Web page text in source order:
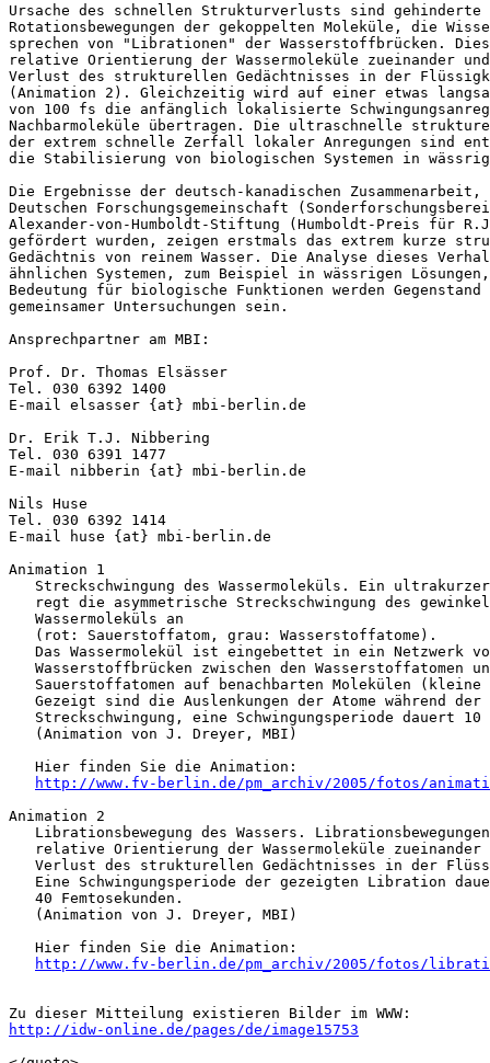
Ursache des schnellen Strukturverlusts sind gehinderte
Rotationsbewegungen der gekoppelten Moleküle, die
sprechen von "Librationen" der Wasserstoffbrücken.
relative Orientierung der Wassermoleküle zueinander
Verlust des strukturellen Gedächtnisses in der
(Animation 2). Gleichzeitig wird auf einer etwas
von 100 fs die anfänglich lokalisierte
Nachbarmoleküle übertragen. Die ultraschnelle
der extrem schnelle Zerfall lokaler Anregungen sind
die Stabilisierung von biologischen Systemen in
Die Ergebnisse der deutsch-kanadischen
Deutschen Forschungsgemeinschaft
Alexander-von-Humboldt-Stiftung (Humboldt-Preis für
gefördert wurden, zeigen erstmals das extrem kurze
Gedächtnis von reinem Wasser. Die Analyse dieses
ähnlichen Systemen, zum Beispiel in wässrigen
Bedeutung für biologische Funktionen werden
gemeinsamer Untersuchungen sein.
Ansprechpartner am MBI:
Prof. Dr. Thomas Elsässer
Tel. 030 6392 1400
E-mail elsasser {at} mbi-berlin.de
Dr. Erik T.J. Nibbering
Tel. 030 6391 1477
E-mail nibberin {at} mbi-berlin.de
Nils Huse
Tel. 030 6392 1414
E-mail huse {at} mbi-berlin.de
Animation 1
Streckschwingung des Wassermoleküls. Ein
regt die asymmetrische Streckschwingung des
   Wassermoleküls an
   (rot: Sauerstoffatom, grau: Wasserstoffatome).
Das Wassermolekül ist eingebettet in ein Netzwerk
Wasserstoffbrücken zwischen den Wasserstoffatomen
Sauerstoffatomen auf benachbarten Molekülen
   Gezeigt sind die Auslenkungen der Atome während der
Streckschwingung, eine Schwingungsperiode dauert 10
   (Animation von J. Dreyer, MBI)
   Hier finden Sie die Animation:
http://www.fv-berlin.de/pm_archiv/2005/fotos/
Animation 2
Librationsbewegung des Wassers.
relative Orientierung der Wassermoleküle zueinander
Verlust des strukturellen Gedächtnisses in der
Eine Schwingungsperiode der gezeigten Libration
   40 Femtosekunden.
   (Animation von J. Dreyer, MBI)
   Hier finden Sie die Animation:
http://www.fv-berlin.de/pm_archiv/2005/fotos/
http://idw-online.de/pages/de/image15753